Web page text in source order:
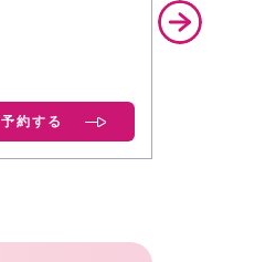
予約する
400円